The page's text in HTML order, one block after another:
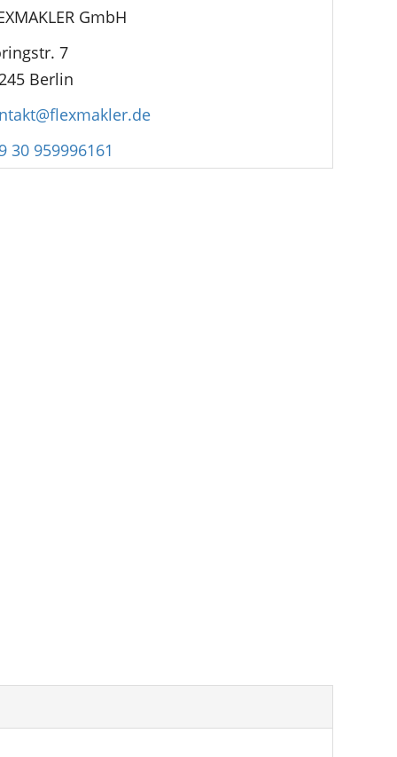
GmbH
7
Berlin
30 959996161